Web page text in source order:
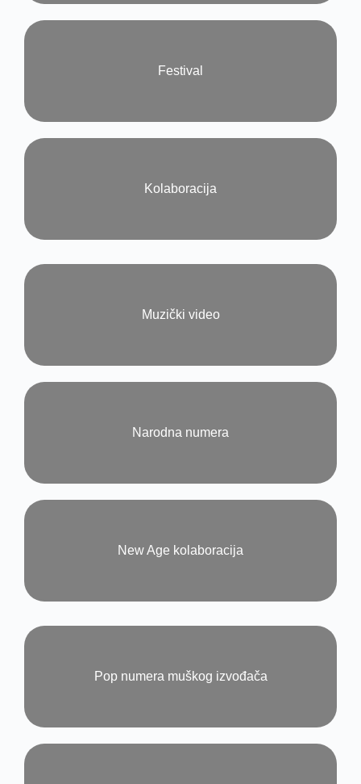
Festival​
Kolaboracija
Muzički video​
Narodna numera​
New Age kolaboracija​
Pop numera muškog izvođača​